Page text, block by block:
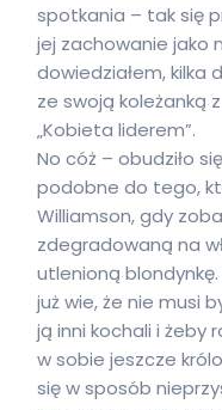
spotkania – tak się
jej zachowanie jako
dowiedziałem, kilka
ze swoją koleżanką
„Kobieta liderem”.
No cóż – obudziło
podobne do tego,
Williamson, gdy
zdegradowaną na
utlenioną
już wie, że nie musi
ją inni kochali i żeby
w sobie jeszcze
się w sposób